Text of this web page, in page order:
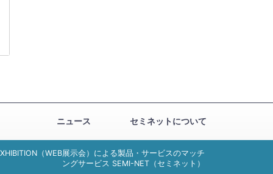
ニュース セミネットについて
（WEB展示会）による製品・サービスのマッチ
ングサービス SEMI-NET（セミネット）